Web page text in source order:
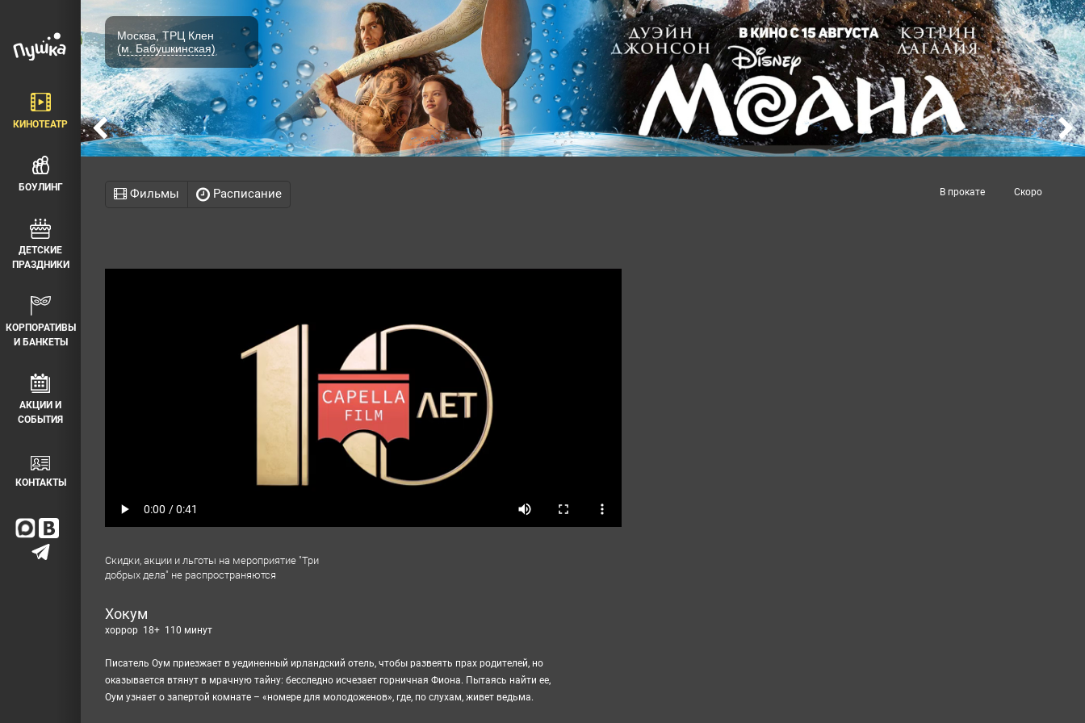
КИНОТЕАТР
БОУЛИНГ
ДЕТСКИЕ
ПРАЗДНИКИ
КОРПОРАТИВЫ
И БАНКЕТЫ
АКЦИИ И
СОБЫТИЯ
КОНТАКТЫ
Москва, ТРЦ Клен
(м. Бабушкинская)
Фильмы Расписание В прокате Скоро
Скидки, акции и льготы на мероприятие "Три
добрых дела" не распространяются
Хокум
хоррор 18+ 110 минут
Писатель Оум приезжает в уединенный ирландский отель, чтобы развеять прах родителей, но
оказывается втянут в мрачную тайну: бесследно исчезает горничная Фиона. Пытаясь найти ее,
Оум узнает о запертой комнате – «номере для молодоженов», где, по слухам, живет ведьма.